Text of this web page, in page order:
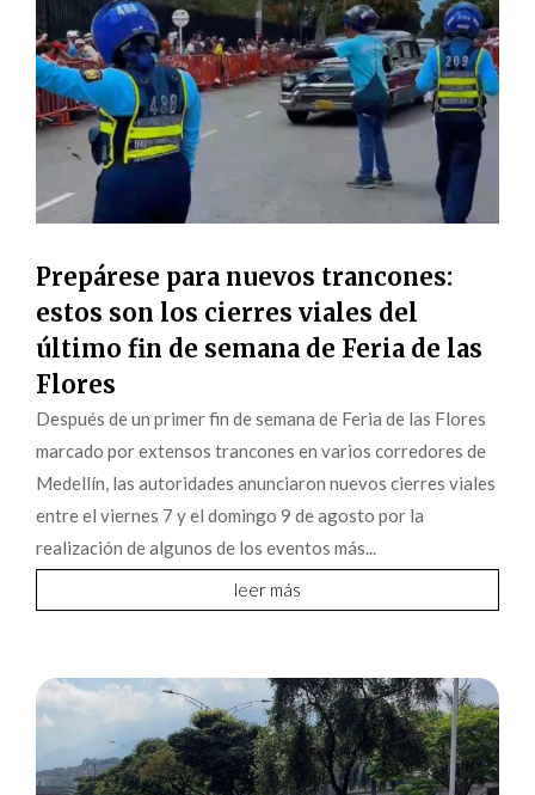
Prepárese para nuevos trancones:
estos son los cierres viales del
último fin de semana de Feria de las
Flores
Después de un primer fin de semana de Feria de las Flores
marcado por extensos trancones en varios corredores de
Medellín, las autoridades anunciaron nuevos cierres viales
entre el viernes 7 y el domingo 9 de agosto por la
realización de algunos de los eventos más...
leer más